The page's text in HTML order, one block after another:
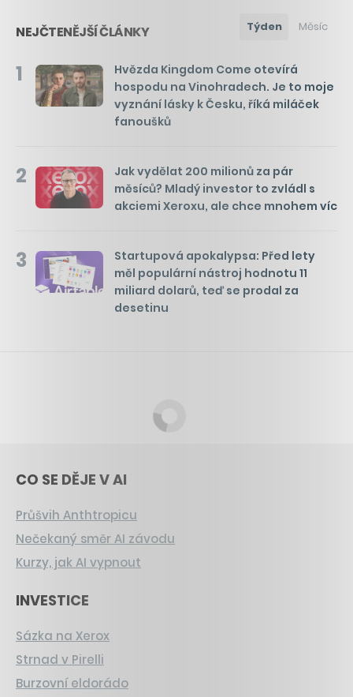
NEJČTENĚJŠÍ ČLÁNKY Týden Měsíc
1
Hvězda Kingdom Come otevírá
hospodu na Vinohradech. Je to moje
vyznání lásky k Česku, říká miláček
fanoušků
2
Jak vydělat 200 milionů za pár
měsíců? Mladý investor to zvládl s
akciemi Xeroxu, ale chce mnohem víc
3
Startupová apokalypsa: Před lety
měl populární nástroj hodnotu 11
miliard dolarů, teď se prodal za
desetinu
CO SE DĚJE V AI
Průšvih Anthtropicu
Nečekaný směr AI závodu
Kurzy, jak AI vypnout
INVESTICE
Sázka na Xerox
Strnad v Pirelli
Burzovní eldorádo